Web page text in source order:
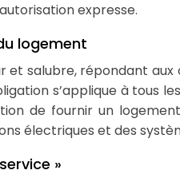
expresse.
logement
et salubre, répondant
s’applique à tous
de fournir un
électriques et des
»